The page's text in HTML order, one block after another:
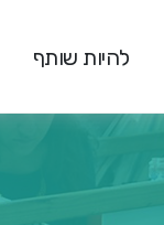
להיות שותף